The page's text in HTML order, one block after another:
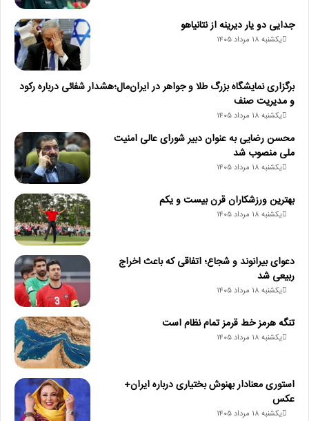
جدایی دو یار دیرینه از نتانیاهو
یکشنبه ۱۸ مرداد ۱۴۰۵
برگزاری نمایشگاه بزرگ طلا و جواهر در ایران‌مال؛هشدار شفائی درباره رکود
و مدیریت صنف
یکشنبه ۱۸ مرداد ۱۴۰۵
محسن رضایی به عنوان دبیر شورای عالی امنیت
ملی منصوب شد
یکشنبه ۱۸ مرداد ۱۴۰۵
بهترین ورزشکاران قرن بیست و یکم
یکشنبه ۱۸ مرداد ۱۴۰۵
دعوای بیرانوند و شجاع؛ اتفاقی که باعث اخراج
ربیعی شد
یکشنبه ۱۸ مرداد ۱۴۰۵
تنگه هرمز خط قرمز تمام نظام است
یکشنبه ۱۸ مرداد ۱۴۰۵
استوری معنادار بهنوش بختیاری درباره ایران+
عکس
یکشنبه ۱۸ مرداد ۱۴۰۵